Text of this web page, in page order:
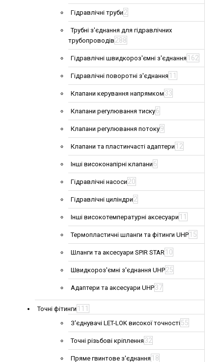
Гідравлічні труби 2
Трубні з'єднання для гідравлічних
трубопроводів 288
Гідравлічні швидкороз'ємні з'єднання 162
Гідравлічні поворотні з'єднання 11
Клапани керування напрямком 33
Клапани регулювання тиску6
Клапани регулювання потоку9
Клапани та пластинчасті адаптери 12
Інші високонапірні клапани 6
Гідравлічні насоси 20
Гідравлічні циліндри 2
Інші високотемпературні аксесуари 11
Термопластичні шланги та фітинги UHP 15
Шланги та аксесуари SPIR STAR 10
Швидкороз'ємні з'єднання UHP25
Адаптери та аксесуари UHP37
Точні фітинги 111
З'єднувачі LET-LOK високої точності55
Точні різьбові кріплення 32
Пряме гвинтове з'єднання 18